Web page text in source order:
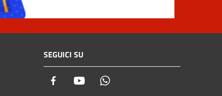
SEGUICI SU
Facebook Youtube